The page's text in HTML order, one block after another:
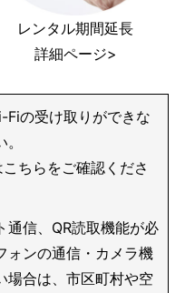
レンタル期間延長
詳細ページ>
Fiの受け取りができな
ちらをご確認くださ
通信、QR読取機能が必
ォンの通信・カメラ機
場合は、市区町村や空